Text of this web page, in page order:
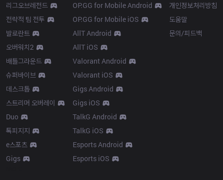
리그오브레전드
전략적 팀 전투
발로란트
오버워치2
배틀그라운드
슈퍼바이브
데스크톱
스트리머 오버레이
Duo
톡피지지
e스포츠
Gigs
OP.GG for Mobile Android
OP.GG for Mobile iOS
AllT Android
AllT iOS
Valorant Android
Valorant iOS
Gigs Android
Gigs iOS
TalkG Android
TalkG iOS
Esports Android
Esports iOS
개인정보처리방침
도움말
문의/피드백